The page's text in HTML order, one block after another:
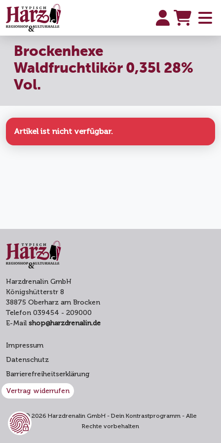
Brockenhexe
Waldfruchtlikör 0,35l 28%
Vol.
Artikel ist nicht verfügbar.
Harzdrenalin GmbH
Königshütterstr 8
38875 Oberharz am Brocken
Telefon 039454 - 209000
E-Mail shop@harzdrenalin.de
Impressum
Datenschutz
Barrierefreiheitserklärung
Vertrag widerrufen
© 2026 Harzdrenalin GmbH - Dein Kontrastprogramm - Alle
Rechte vorbehalten